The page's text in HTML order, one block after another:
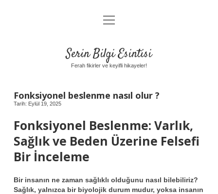
Anasayfa
Yasal Uyarı
menüyü
aç
Serin Bilgi Esintisi
Ferah fikirler ve keyifli hikayeler!
Fonksiyonel beslenme nasıl olur ?
Tarih: Eylül 19, 2025
Fonksiyonel Beslenme: Varlık,
Sağlık ve Beden Üzerine Felsefi
Bir İnceleme
Bir insanın ne zaman sağlıklı olduğunu nasıl bilebiliriz?
Sağlık, yalnızca bir biyolojik durum mudur, yoksa insanın